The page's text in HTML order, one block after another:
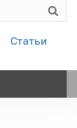
Статьи